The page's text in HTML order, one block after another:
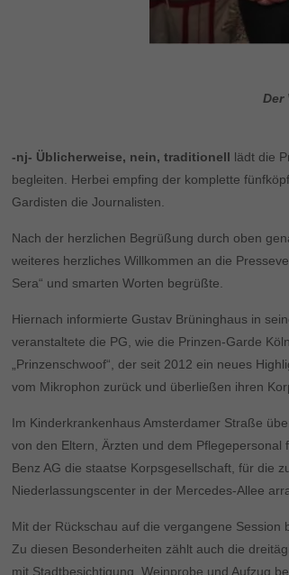
Der
-nj- Üblicherweise, nein, traditionell lädt die
begleiten. Herbei empfing der komplette
Gardisten die Journalisten.
Nach der herzlichen Begrüßung durch oben
weiteres herzliches Willkommen an die
Sera“ und smarten Worten begrüßte.
Hiernach informierte Gustav Brüninghaus in
veranstaltete die PG, wie die Prinzen-Garde
„Prinzenschwoof“, der seit 2012 ein neues
vom Mikrophon zurück und überließen ihren
Im Kinderkrankenhaus Amsterdamer Straße
von den Eltern, Ärzten und dem
Benz AG die staatse Korpsgesellschaft, für die
Niederlassungscenter in der Mercedes-Allee
Mit der Rückschau auf die vergangene Session
Zu diesen Besonderheiten zählt auch die
mit Stadtbesichtigung, Weinprobe und Aufzug